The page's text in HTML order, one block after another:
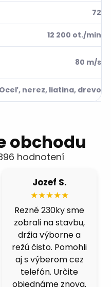
72
12 200 ot./min
80 m/s
Oceľ, nerez, liatina, drevo
obchodu
hodnotení
Fero B.
★★★★★
Výborná cena a
kvalita. Skúšal som
viacero obchodov,
ale kotucovo má
fakt dobrý pomer.
125ky premium
inox idú ako do